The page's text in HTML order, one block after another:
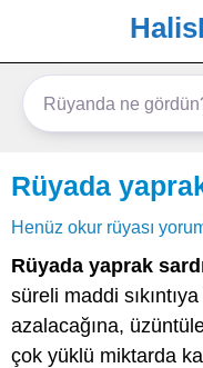
Rüyada
Henüz okur rüyası
Rüyada yaprak
süreli maddi
azalacağına,
çok yüklü miktarda